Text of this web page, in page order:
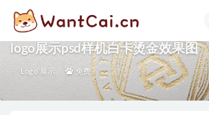
logo展示psd样机白卡烫金效果图
Logo 展示 免费